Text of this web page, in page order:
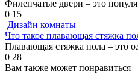
Филенчатые двери – это
0 15
Дизайн комнаты
Что такое плавающая стяжка
Плавающая стяжка пола – это
0 28
Вам также может понравиться